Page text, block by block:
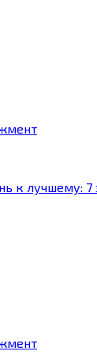
к лучшему: 7